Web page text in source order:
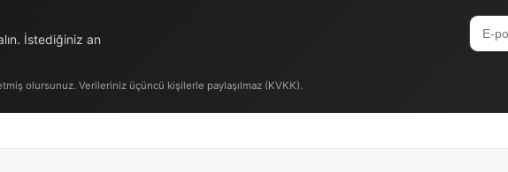
İstediğiniz an
olursunuz. Verileriniz üçüncü kişilerle paylaşılmaz (KVKK).